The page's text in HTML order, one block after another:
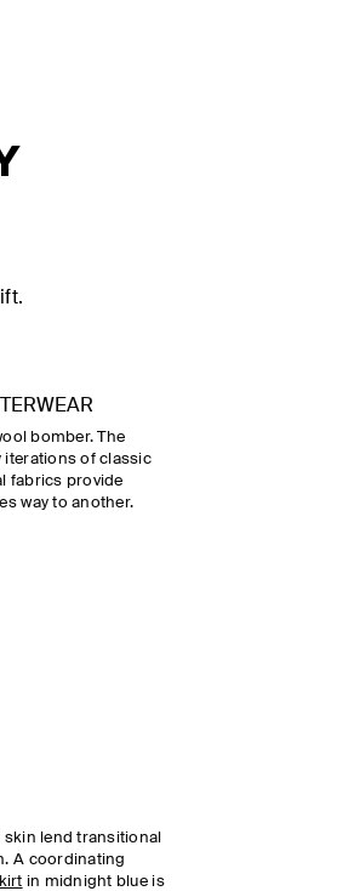
bomber. The
iterations of classic
fabrics provide
way to another.
lend transitional
A coordinating
in midnight blue is